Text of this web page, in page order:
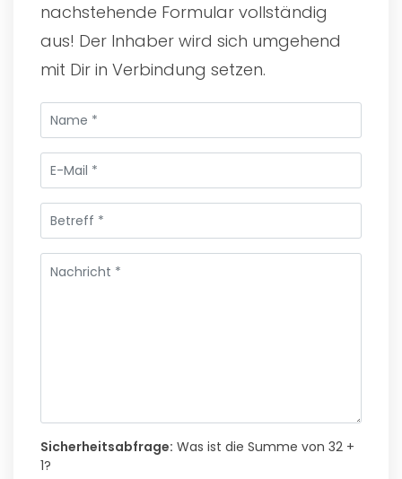
nachstehende Formular vollständig
aus! Der Inhaber wird sich umgehend
mit Dir in Verbindung setzen.
Sicherheitsabfrage: Was ist die Summe von 32 +
1?